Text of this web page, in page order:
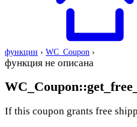
функции › WC_Coupon ›
функция не описана
If this coupon grants free